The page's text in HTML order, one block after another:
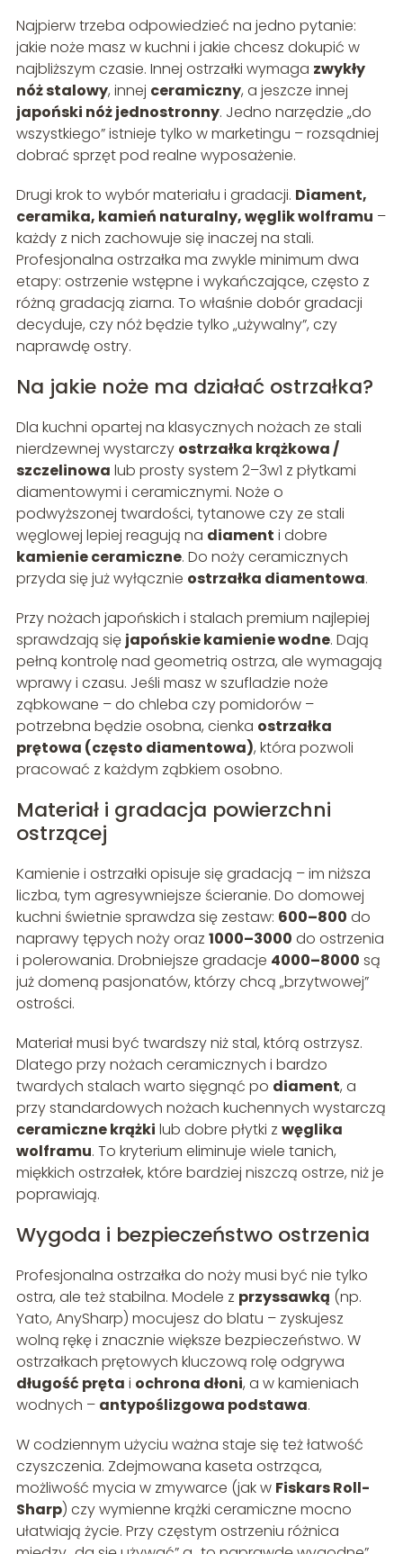
Najpierw trzeba odpowiedzieć na jedno pytanie:
jakie noże masz w kuchni i jakie chcesz dokupić w
najbliższym czasie. Innej ostrzałki wymaga zwykły
nóż stalowy, innej ceramiczny, a jeszcze innej
japoński nóż jednostronny. Jedno narzędzie „do
wszystkiego” istnieje tylko w marketingu – rozsądniej
dobrać sprzęt pod realne wyposażenie.
Drugi krok to wybór materiału i gradacji. Diament,
ceramika, kamień naturalny, węglik wolframu –
każdy z nich zachowuje się inaczej na stali.
Profesjonalna ostrzałka ma zwykle minimum dwa
etapy: ostrzenie wstępne i wykańczające, często z
różną gradacją ziarna. To właśnie dobór gradacji
decyduje, czy nóż będzie tylko „używalny”, czy
naprawdę ostry.
Na jakie noże ma działać ostrzałka?
Dla kuchni opartej na klasycznych nożach ze stali
nierdzewnej wystarczy ostrzałka krążkowa /
szczelinowa lub prosty system 2–3w1 z płytkami
diamentowymi i ceramicznymi. Noże o
podwyższonej twardości, tytanowe czy ze stali
węglowej lepiej reagują na diament i dobre
kamienie ceramiczne. Do noży ceramicznych
przyda się już wyłącznie ostrzałka diamentowa.
Przy nożach japońskich i stalach premium najlepiej
sprawdzają się japońskie kamienie wodne. Dają
pełną kontrolę nad geometrią ostrza, ale wymagają
wprawy i czasu. Jeśli masz w szufladzie noże
ząbkowane – do chleba czy pomidorów –
potrzebna będzie osobna, cienka ostrzałka
prętowa (często diamentowa), która pozwoli
pracować z każdym ząbkiem osobno.
Materiał i gradacja powierzchni
ostrzącej
Kamienie i ostrzałki opisuje się gradacją – im niższa
liczba, tym agresywniejsze ścieranie. Do domowej
kuchni świetnie sprawdza się zestaw: 600–800 do
naprawy tępych noży oraz 1000–3000 do ostrzenia
i polerowania. Drobniejsze gradacje 4000–8000 są
już domeną pasjonatów, którzy chcą „brzytwowej”
ostrości.
Materiał musi być twardszy niż stal, którą ostrzysz.
Dlatego przy nożach ceramicznych i bardzo
twardych stalach warto sięgnąć po diament, a
przy standardowych nożach kuchennych wystarczą
ceramiczne krążki lub dobre płytki z węglika
wolframu. To kryterium eliminuje wiele tanich,
miękkich ostrzałek, które bardziej niszczą ostrze, niż je
poprawiają.
Wygoda i bezpieczeństwo ostrzenia
Profesjonalna ostrzałka do noży musi być nie tylko
ostra, ale też stabilna. Modele z przyssawką (np.
Yato, AnySharp) mocujesz do blatu – zyskujesz
wolną rękę i znacznie większe bezpieczeństwo. W
ostrzałkach prętowych kluczową rolę odgrywa
długość pręta i ochrona dłoni, a w kamieniach
wodnych – antypoślizgowa podstawa.
W codziennym użyciu ważna staje się też łatwość
czyszczenia. Zdejmowana kaseta ostrząca,
możliwość mycia w zmywarce (jak w Fiskars Roll-
Sharp) czy wymienne krążki ceramiczne mocno
ułatwiają życie. Przy częstym ostrzeniu różnica